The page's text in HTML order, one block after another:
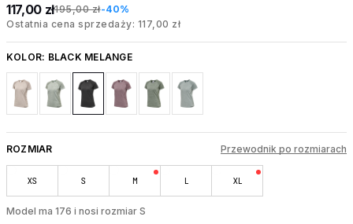
117,00 zł195,00 zł-40%
Ostatnia cena sprzedaży: 117,00 zł
KOLOR: BLACK MELANGE
ROZMIAR Przewodnik po rozmiarach
XS S M L XL
Model ma 176 i nosi rozmiar S